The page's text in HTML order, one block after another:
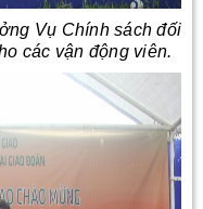
Vụ Chính sách đối
các vận động viên.